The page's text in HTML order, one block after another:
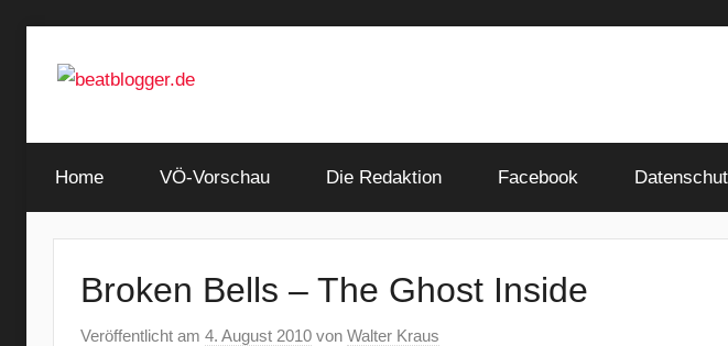
Inhalt
beatblogger.de
and
the
Home VÖ-Vorschau Die Redaktion Facebook
Broken Bells – The Ghost Inside
Veröffentlicht am 4. August 2010 von Walter Kraus